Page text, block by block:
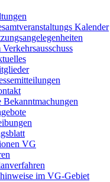
Kalender
VG
im VG-Gebiet